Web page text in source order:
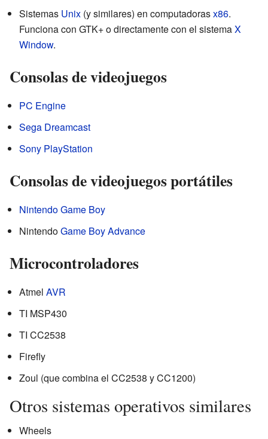
Sistemas Unix (y similares) en computadorasx86.
Funciona con GTK+ o directamente con el sistemaX
Window.
Consolas de videojuegos
PC Engine
Sega Dreamcast
Sony PlayStation
Consolas de videojuegos portátiles
NintendoGame Boy
NintendoGame Boy Advance
Microcontroladores
Atmel AVR
TI MSP430
TI CC2538
Firefly
Zoul (que combina el CC2538 y CC1200)
Otros sistemas operativos similares
Wheels